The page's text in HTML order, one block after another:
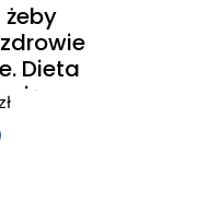
żeby
Dieta
i